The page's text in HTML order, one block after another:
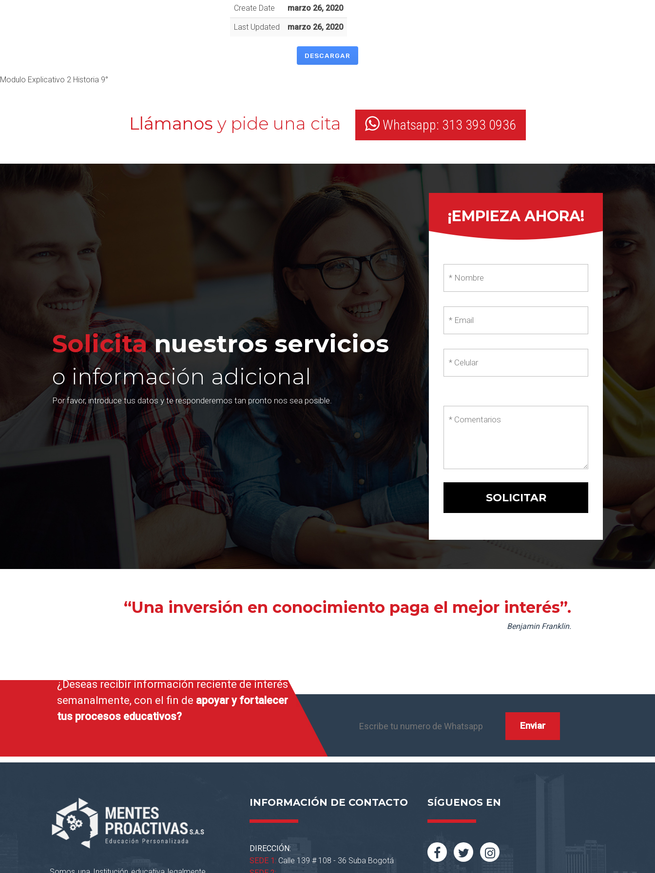
Create Date marzo 26, 2020
Last Updated marzo 26, 2020
DESCARGAR
Modulo Explicativo 2 Historia 9°
Llámanos y pide una cita Whatsapp: 313 393 0936
Solicitanuestros servicios
o información adicional
Por favor, introduce tus datos y te responderemos tan pronto nos sea posible.
¡EMPIEZA AHORA!
“Una inversión en conocimiento paga el mejor interés”.
Benjamin Franklin.
¿Deseas recibir información reciente de interés
semanalmente, con el fin de apoyar y fortalecer
tus procesos educativos?
INFORMACIÓN DE CONTACTO
DIRECCIÓN:
SEDE 1: Calle 139 # 108 - 36 Suba Bogotá
SÍGUENOS EN